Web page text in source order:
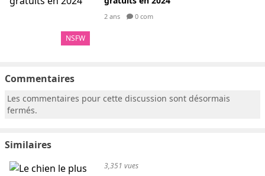
NSFW
2 ans 0 com
Commentaires
Les commentaires pour cette discussion sont désormais
fermés.
Similaires
3,351 vues